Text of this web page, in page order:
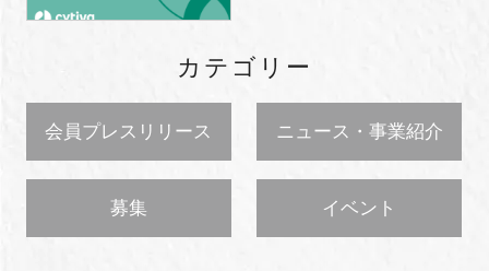
カテゴリー
会員プレスリリース ニュース・事業紹介
募集 イベント